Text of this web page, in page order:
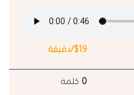
$19/دقيقة
0 كلمة